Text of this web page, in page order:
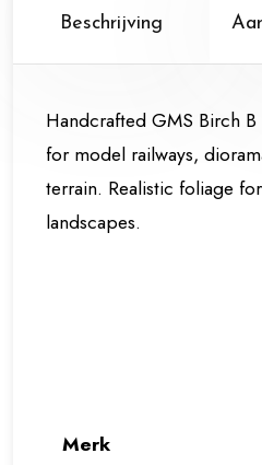
Beschrijving
Handcrafted GMS Birch
for model railways,
terrain. Realistic foliage
landscapes.
Merk